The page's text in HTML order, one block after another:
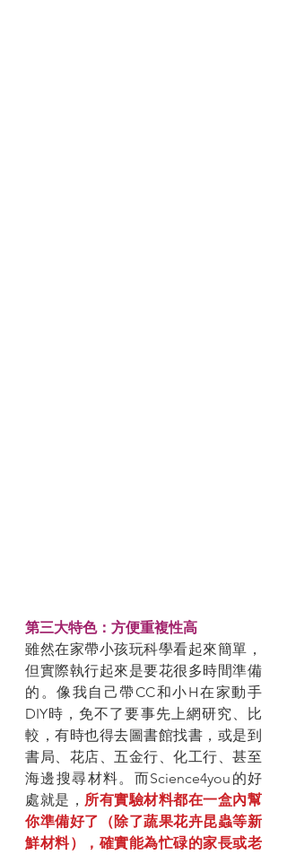
第三大特色：方便重複性高
雖然在家帶小孩玩科學看起來簡單，
但實際執行起來是要花很多時間準備
的。像我自己帶CC和小H在家動手
DIY時，免不了要事先上網研究、比
較，有時也得去圖書館找書，或是到
書局、花店、五金行、化工行、甚至
海邊搜尋材料。而Science4you的好
處就是， 所有實驗材料都在一盒內幫
你準備好了（除了蔬果花卉昆蟲等新
鮮材料），確實能為忙碌的家長或老